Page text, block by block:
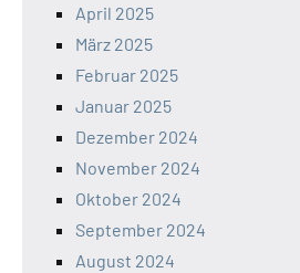
April 2025
März 2025
Februar 2025
Januar 2025
Dezember 2024
November 2024
Oktober 2024
September 2024
August 2024